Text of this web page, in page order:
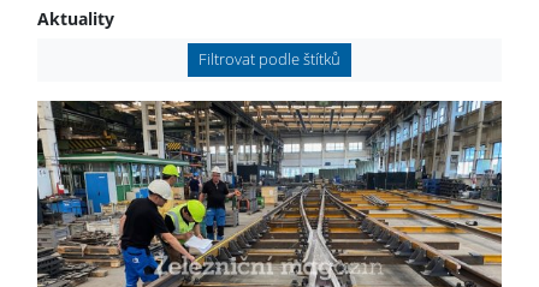
Aktuality
Filtrovat podle štítků